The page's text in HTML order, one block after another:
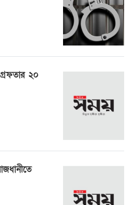
রাষ্ট্রপতি নির্বাচন ২০ আগস্ট
২০